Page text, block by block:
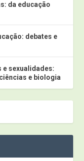
da educação
debates e
e sexualidades:
e biologia